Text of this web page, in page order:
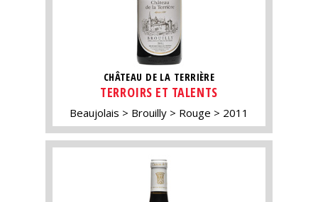
CHÂTEAU DE LA TERRIÈRE
TERROIRS ET TALENTS
Beaujolais Brouilly Rouge 2011